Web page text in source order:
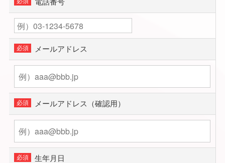
電話番号
メールアドレス
メールアドレス（確認用）
生年月日